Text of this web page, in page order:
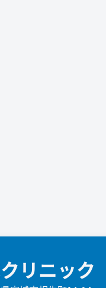
リニック